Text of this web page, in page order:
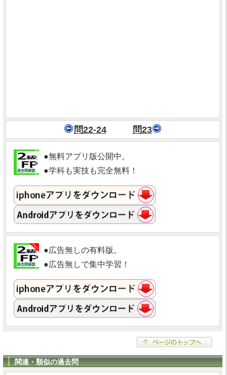
問22-24 問23
●無料アプリ版公開中。
●学科も実技も完全無料！
●広告無しの有料版。
●広告無しで集中学習！
関連・類似の過去問